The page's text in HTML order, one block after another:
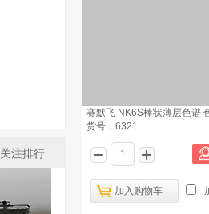
关注排行
赛默飞 NK6S棒状薄层色谱
货号：6321
加入购物车